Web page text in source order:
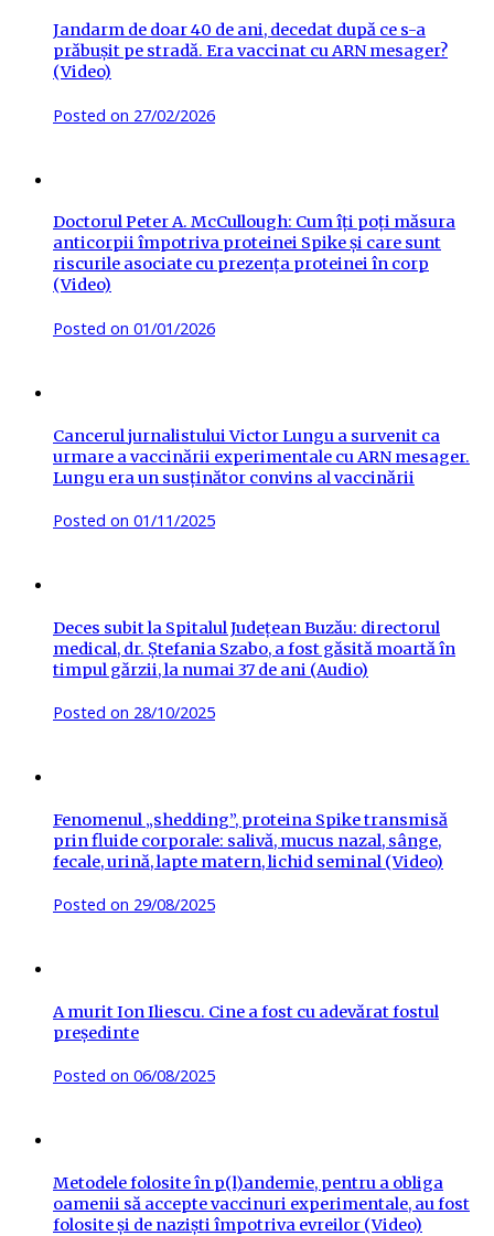
Jandarm de doar 40 de ani, decedat după ce s-a
prăbușit pe stradă. Era vaccinat cu ARN mesager?
(Video)
Posted on 27/02/2026
Doctorul Peter A. McCullough: Cum îți poți măsura
anticorpii împotriva proteinei Spike și care sunt
riscurile asociate cu prezența proteinei în corp
(Video)
Posted on 01/01/2026
Cancerul jurnalistului Victor Lungu a survenit ca
urmare a vaccinării experimentale cu ARN mesager.
Lungu era un susținător convins al vaccinării
Posted on 01/11/2025
Deces subit la Spitalul Județean Buzău: directorul
medical, dr. Ștefania Szabo, a fost găsită moartă în
timpul gărzii, la numai 37 de ani (Audio)
Posted on 28/10/2025
Fenomenul „shedding”, proteina Spike transmisă
prin fluide corporale: salivă, mucus nazal, sânge,
fecale, urină, lapte matern, lichid seminal (Video)
Posted on 29/08/2025
A murit Ion Iliescu. Cine a fost cu adevărat fostul
președinte
Posted on 06/08/2025
Metodele folosite în p(l)andemie, pentru a obliga
oamenii să accepte vaccinuri experimentale, au fost
folosite și de naziști împotriva evreilor (Video)